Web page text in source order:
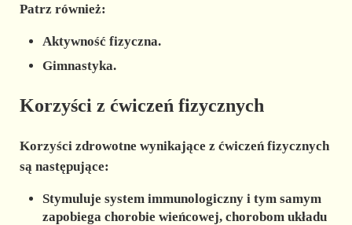
Patrz również:
Aktywność fizyczna.
Gimnastyka.
Korzyści z ćwiczeń fizycznych
Korzyści zdrowotne wynikające z ćwiczeń fizycznych
są następujące:
Stymuluje system immunologiczny i tym samym
zapobiega chorobie wieńcowej, chorobom układu